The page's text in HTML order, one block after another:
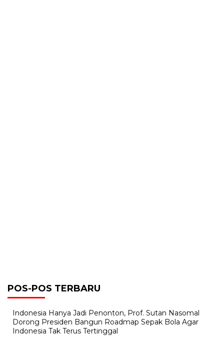
POS-POS TERBARU
Indonesia Hanya Jadi Penonton, Prof. Sutan Nasomal
Dorong Presiden Bangun Roadmap Sepak Bola Agar
Indonesia Tak Terus Tertinggal